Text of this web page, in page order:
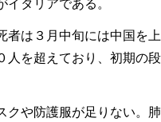
タリアである。
者は３月中旬には中国を
人を超えており、初期の
クや防護服が足りない。